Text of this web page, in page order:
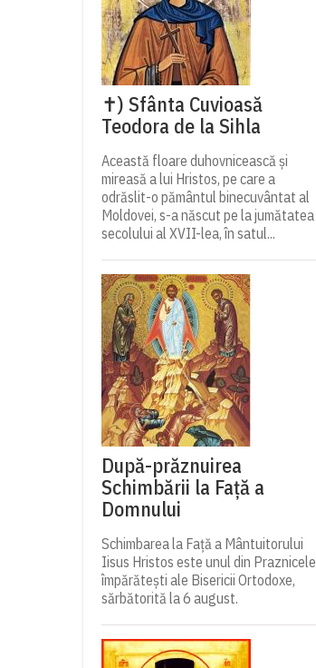
✝) Sfânta Cuvioasă
Teodora de la Sihla
Această floare duhovnicească și
mireasă a lui Hristos, pe care a
odrăslit-o pământul binecuvântat al
Moldovei, s-a născut pe la jumătatea
secolului al XVII-lea, în satul...
După-prăznuirea
Schimbării la Față a
Domnului
Schimbarea la Față a Mântuitorului
Iisus Hristos este unul din Praznicele
împărătești ale Bisericii Ortodoxe,
sărbătorită la 6 august.